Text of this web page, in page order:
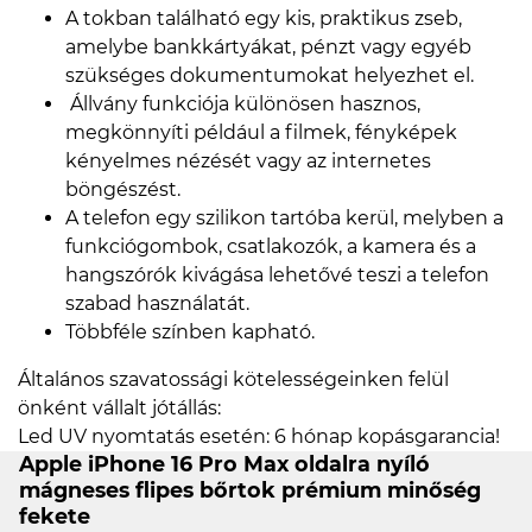
A tokban található egy kis, praktikus zseb,
amelybe bankkártyákat, pénzt vagy egyéb
szükséges dokumentumokat helyezhet el.
Állvány funkciója különösen hasznos,
megkönnyíti például a filmek, fényképek
kényelmes nézését vagy az internetes
böngészést.
A telefon egy szilikon tartóba kerül, melyben a
funkciógombok, csatlakozók, a kamera és a
hangszórók kivágása lehetővé teszi a telefon
szabad használatát.
Többféle színben kapható.
Általános szavatossági kötelességeinken felül
önként vállalt jótállás:
Led UV nyomtatás esetén: 6 hónap kopásgarancia!
Apple iPhone 16 Pro Max oldalra nyíló
mágneses flipes bőrtok prémium minőség
fekete